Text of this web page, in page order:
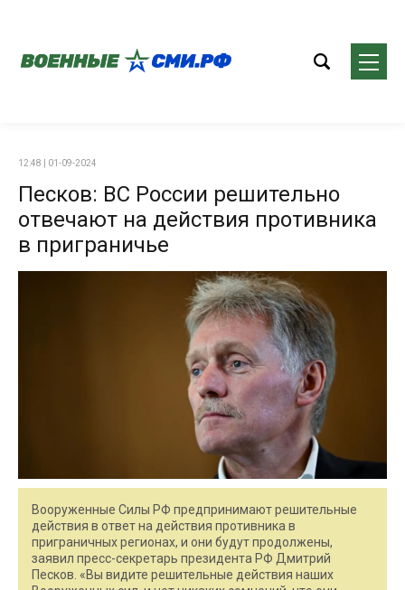
12:48 | 01-09-2024
Песков: ВС России решительно
отвечают на действия противника
в приграничье
Вооруженные Силы РФ предпринимают решительные
действия в ответ на действия противника в
приграничных регионах, и они будут продолжены,
заявил пресс-секретарь президента РФ Дмитрий
Песков. «Вы видите решительные действия наших